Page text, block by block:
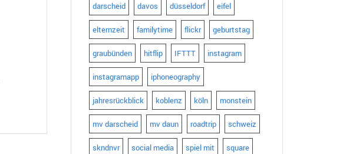
darscheid davos düsseldorf eifel
elternzeit familytime flickr geburtstag
graubünden hitflip IFTTT instagram
instagramapp iphoneography
jahresrückblick koblenz köln monstein
mv darscheid mv daun roadtrip schweiz
skndnvr social media spiel mit square